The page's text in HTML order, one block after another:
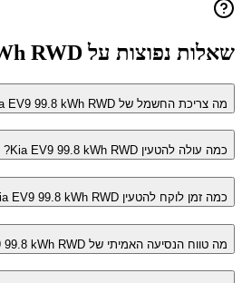
שאלות נפוצות עלRWD
מה צריכת החשמל של Kia EV9 99.8 kWh RWD?
כמה עולה להטעין Kia EV9 99.8 kWh RWD?
כמה זמן לוקח להטעין Kia EV9 99.8 kWh RWD?
מה טווח הנסיעה האמיתי של Kia EV9 99.8 kWh RWD?